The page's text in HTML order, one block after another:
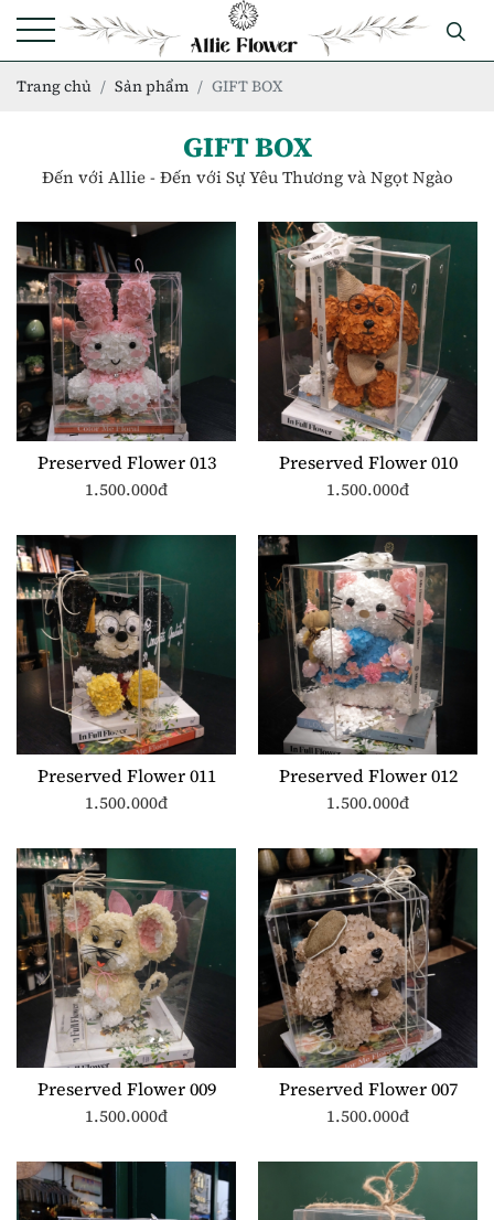
Trang chủ Sản phẩm GIFT BOX
GIFT BOX
Đến với Allie - Đến với Sự Yêu Thương và Ngọt Ngào
Preserved Flower 013
1.500.000đ
Preserved Flower 010
1.500.000đ
Preserved Flower 011
1.500.000đ
Preserved Flower 012
1.500.000đ
Preserved Flower 009
1.500.000đ
Preserved Flower 007
1.500.000đ